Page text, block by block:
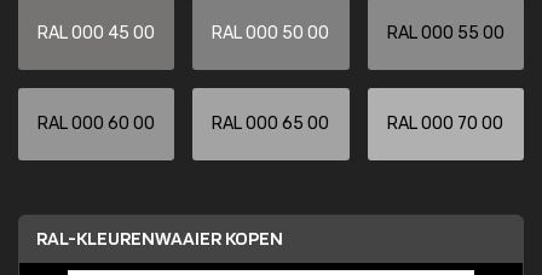
RAL 000 45 00 RAL 000 50 00 RAL 000 55 00
RAL 000 60 00 RAL 000 65 00 RAL 000 70 00
RAL-KLEURENWAAIER KOPEN